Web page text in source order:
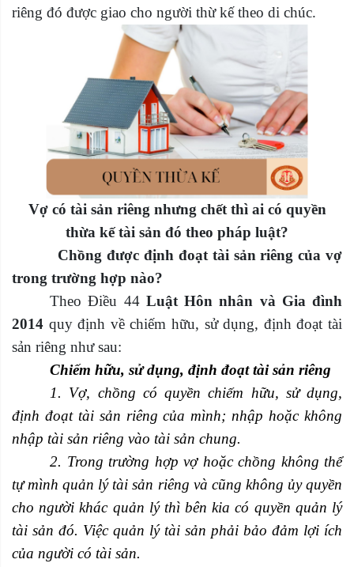
riêng đó được giao cho người thừ kế theo di chúc.
Vợ có tài sản riêng nhưng chết thì ai có quyền
thừa kế tài sản đó theo pháp luật?
Chồng được định đoạt tài sản riêng của vợ
trong trường hợp nào?
Theo Điều 44 Luật Hôn nhân và Gia đình
2014 quy định về chiếm hữu, sử dụng, định đoạt tài
sản riêng như sau:
Chiếm hữu, sử dụng, định đoạt tài sản riêng
1. Vợ, chồng có quyền chiếm hữu, sử dụng,
định đoạt tài sản riêng của mình; nhập hoặc không
nhập tài sản riêng vào tài sản chung.
2. Trong trường hợp vợ hoặc chồng không thể
tự mình quản lý tài sản riêng và cũng không ủy quyền
cho người khác quản lý thì bên kia có quyền quản lý
tài sản đó. Việc quản lý tài sản phải bảo đảm lợi ích
của người có tài sản.